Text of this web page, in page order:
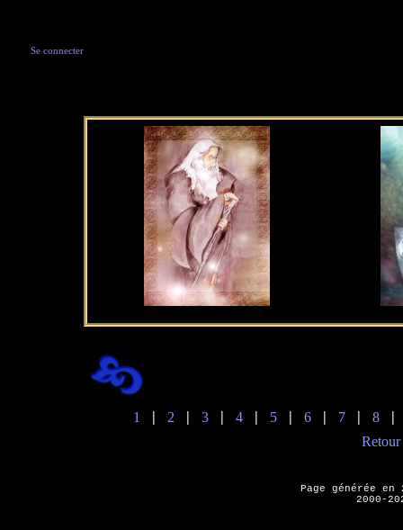
Se connecter
1 2| 3| 4| 5| 6| 7| 8
Retour
Page générée
2000-